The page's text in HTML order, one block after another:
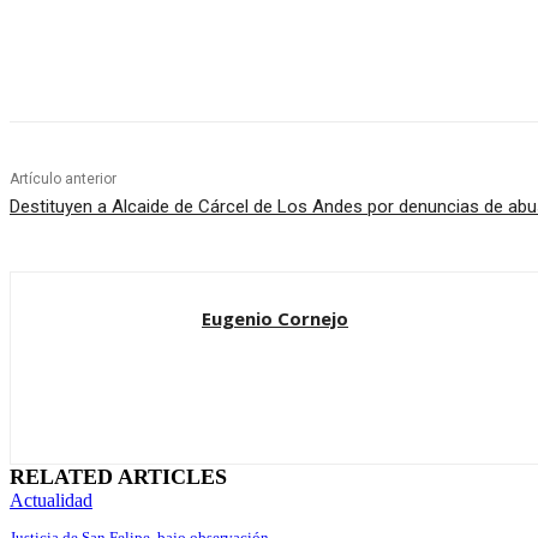
Artículo anterior
Destituyen a Alcaide de Cárcel de Los Andes por denuncias de
Eugenio Cornejo
RELATED ARTICLES
Actualidad